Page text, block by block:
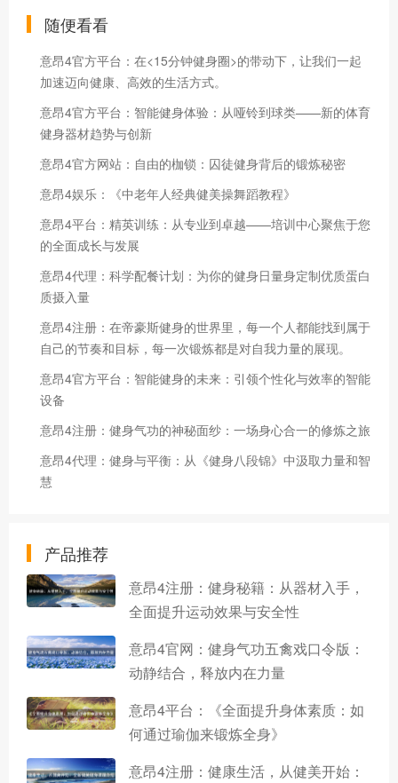
随便看看
意昂4官方平台：在<15分钟健身圈>的带动下，让我们一起
加速迈向健康、高效的生活方式。
意昂4官方平台：智能健身体验：从哑铃到球类——新的体育
健身器材趋势与创新
意昂4官方网站：自由的枷锁：囚徒健身背后的锻炼秘密
意昂4娱乐：《中老年人经典健美操舞蹈教程》
意昂4平台：精英训练：从专业到卓越——培训中心聚焦于您
的全面成长与发展
意昂4代理：科学配餐计划：为你的健身日量身定制优质蛋白
质摄入量
意昂4注册：在帝豪斯健身的世界里，每一个人都能找到属于
自己的节奏和目标，每一次锻炼都是对自我力量的展现。
意昂4官方平台：智能健身的未来：引领个性化与效率的智能
设备
意昂4注册：健身气功的神秘面纱：一场身心合一的修炼之旅
意昂4代理：健身与平衡：从《健身八段锦》中汲取力量和智
慧
产品推荐
意昂4注册：健身秘籍：从器材入手，
全面提升运动效果与安全性
意昂4官网：健身气功五禽戏口令版：
动静结合，释放内在力量
意昂4平台：《全面提升身体素质：如
何通过瑜伽来锻炼全身》
意昂4注册：健康生活，从健美开始：